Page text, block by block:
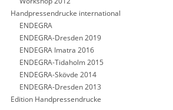
Handpressendrucke international
ENDEGRA
ENDEGRA-Dresden 2019
ENDEGRA Imatra 2016
ENDEGRA-Tidaholm 2015
ENDEGRA-Skövde 2014
ENDEGRA-Dresden 2013
Edition Handpressendrucke